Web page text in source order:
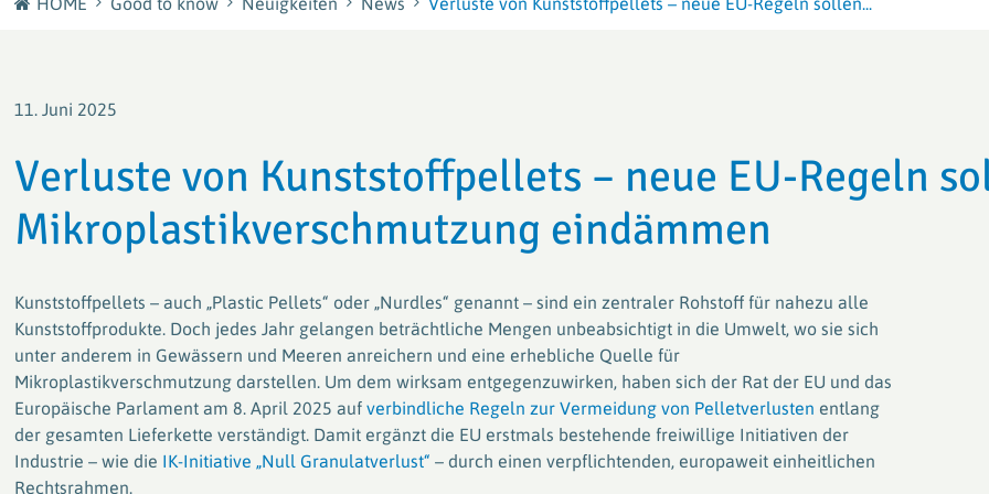
Verpackungsmaterialien
Ihr europäisches Beschaffungs- und
Werksentsorgungen
Effiziente und nachhaltige Lösungen für
Kunststoffverarbeiter & -produzenten
PACKLIANCE GmbH
Mit starkem europäischen Netzwerk zur sicheren &
rechtskonformen Umsetzung der EU-
Verpackungsverordnung (PPWR)
RIGK Weltweit
PAMIRA-BEIZE
Erfolge
Überblick
Gestalten Sie die Kreislaufwirtschaft - Ihre Karriere
11. Juni 2025
Verluste von Kunststoffpellets – neue EU-Regeln
Mikroplastikverschmutzung eindämmen
Kunststoffpellets – auch „Plastic Pellets“ oder „Nurdles“ genannt – sind ein zentraler Rohstoff für nahezu alle
Kunststoffprodukte. Doch jedes Jahr gelangen beträchtliche Mengen unbeabsichtigt in die Umwelt, wo sie sich
unter anderem in Gewässern und Meeren anreichern und eine erhebliche Quelle für
Mikroplastikverschmutzung darstellen. Um dem wirksam entgegenzuwirken, haben sich der Rat der EU und das
Europäische Parlament am 8. April 2025 auf verbindliche Regeln zur Vermeidung von Pelletverlusten entlang
der gesamten Lieferkette verständigt. Damit ergänzt die EU erstmals bestehende freiwillige Initiativen der
Industrie – wie die IK-Initiative „Null Granulatverlust“ – durch einen verpflichtenden, europaweit einheitlichen
Rechtsrahmen.